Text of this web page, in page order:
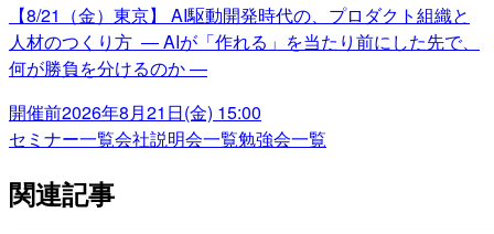
【8/21（金）東京】 AI駆動開発時代の、プロダクト組織と
人材のつくり方 ― AIが「作れる」を当たり前にした先で、
何が勝負を分けるのか ―
開催前2026年8月21日(金) 15:00
セミナー一覧会社説明会一覧勉強会一覧
関連記事